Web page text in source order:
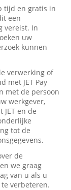
tijd en gratis in
een
vereist. In
uw
kunnen
verwerking of
met JET Pay
met de persoon
werkgever,
en de
tot de
de
we graag
van u als u
verbeteren.